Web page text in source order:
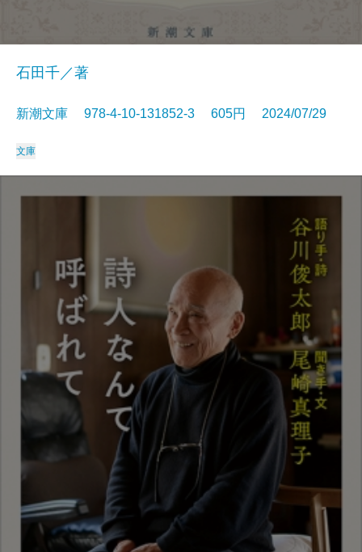
石田千／著
新潮文庫 978-4-10-131852-3 605円 2024/07/29
文庫